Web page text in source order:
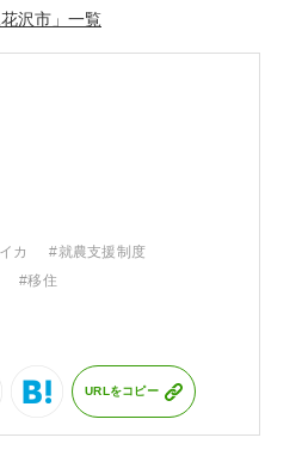
花沢市」
カ
#就農支援制度
#移住
URLをコピー